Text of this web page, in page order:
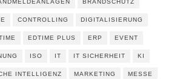
BRANDSCHUTZ
CONTROLLING DIGITALISIERUNG
EDTIME PLUS ERP EVENT
ISO IT IT SICHERHEIT KI
INTELLIGENZ MARKETING MESSE